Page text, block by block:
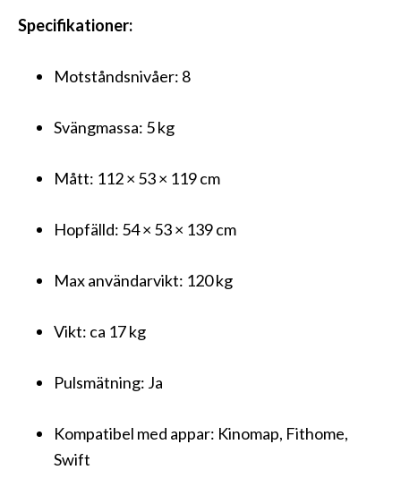
Specifikationer:
Motståndsnivåer: 8
Svängmassa: 5 kg
Mått: 112 × 53 × 119 cm
Hopfälld: 54 × 53 × 139 cm
Max användarvikt: 120 kg
Vikt: ca 17 kg
Pulsmätning: Ja
Kompatibel med appar: Kinomap, Fithome,
Swift